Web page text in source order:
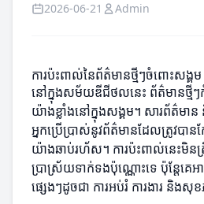
2026-06-21 Admin
ការប៉ះពាល់នៃព័ត៌មានថ្មីៗចំពោះសង្គម
នៅក្នុងសម័យឌីជីថលនេះ ព័ត៌មានថ្មីៗកំពុ
យ៉ាងខ្លាំងនៅក្នុងសង្គម។ សារព័ត៌មា
អ្នកប្រើប្រាស់នូវព័ត៌មានដែលត្រូវប
យ៉ាងឆាប់រហ័ស។ ការប៉ះពាល់នេះមិនត្
ប្រាស្រ័យទាក់ទងប៉ុណ្ណោះទេ ប៉ុន្តែគ
ផ្សេងៗដូចជា ការអប់រំ ការងារ និងសុ